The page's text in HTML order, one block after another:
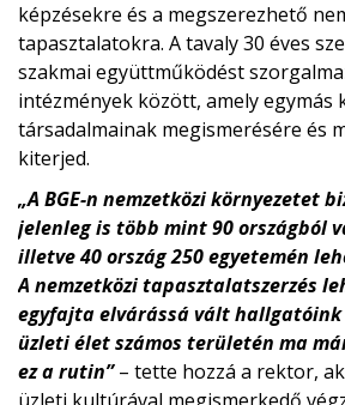
képzésekre és a megszerezhető
tapasztalatokra. A tavaly 30 éves
szakmai együttműködést
intézmények között, amely egymás
társadalmainak megismerésére és
kiterjed.
„A BGE-n nemzetközi környezetet
jelenleg is több mint 90 országból
illetve 40 ország 250 egyetemén
A nemzetközi tapasztalatszerzés
egyfajta elvárássá vált hallgatóink
üzleti élet számos területén ma
ez a rutin”– tette hozzá a rektor,